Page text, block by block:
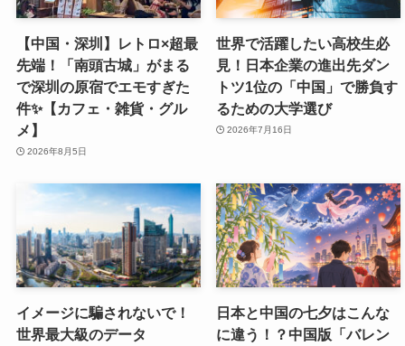
【中国・深圳】レトロ×超最
先端！「南頭古城」がまる
で深圳の原宿でエモすぎた
件✨【カフェ・雑貨・グル
メ】
2026年8月5日
世界で活躍したい高校生必
見！日本企業の進出先ダン
トツ1位の「中国」で勝負す
るための大学選び
2026年7月16日
イメージに騙されないで！
世界最大級のデータ
日本と中国の七夕はこんな
に違う！？中国版「バレン